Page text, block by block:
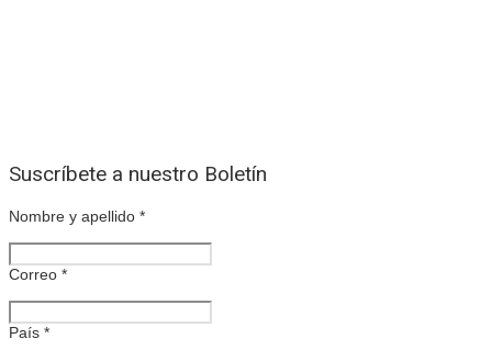
Suscríbete a nuestro Boletín
Nombre y apellido *
Correo *
País *